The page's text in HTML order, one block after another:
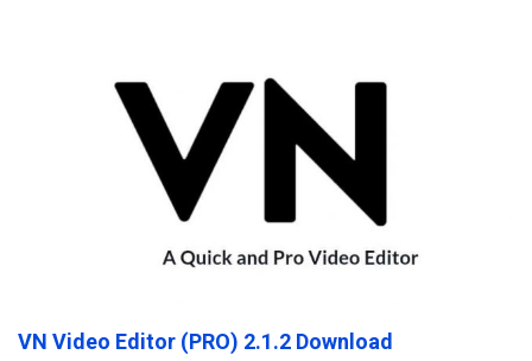
VN Video Editor (PRO) 2.1.2 Download